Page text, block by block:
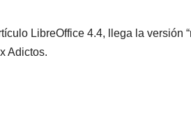
LibreOffice 4.4, llega la versión
Adictos.